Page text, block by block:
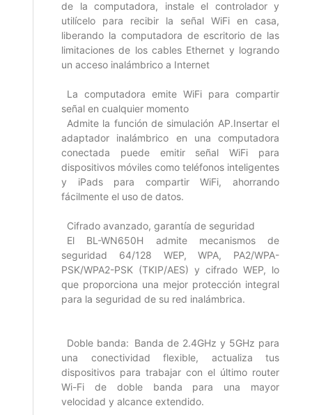
de la computadora, instale el controlador y
utilícelo para recibir la señal WiFi en casa,
liberando la computadora de escritorio de las
limitaciones de los cables Ethernet y logrando
un acceso inalámbrico a Internet
La computadora emite WiFi para compartir
señal en cualquier momento
Admite la función de simulación AP.Insertar el
adaptador inalámbrico en una computadora
conectada puede emitir señal WiFi para
dispositivos móviles como teléfonos inteligentes
y iPads para compartir WiFi, ahorrando
fácilmente el uso de datos.
Cifrado avanzado, garantía de seguridad
El BL-WN650H admite mecanismos de
seguridad 64/128 WEP, WPA, PA2/WPA-
PSK/WPA2-PSK (TKIP/AES) y cifrado WEP, lo
que proporciona una mejor protección integral
para la seguridad de su red inalámbrica.
Doble banda: Banda de 2.4GHz y 5GHz para
una conectividad flexible, actualiza tus
dispositivos para trabajar con el último router
Wi-Fi de doble banda para una mayor
velocidad y alcance extendido.